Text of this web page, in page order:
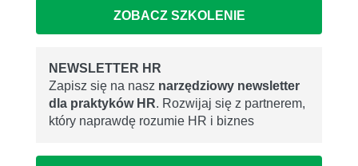
ZOBACZ SZKOLENIE
NEWSLETTER HR
Zapisz się na nasz narzędziowy newsletter
dla praktyków HR. Rozwijaj się z partnerem,
który naprawdę rozumie HR i biznes